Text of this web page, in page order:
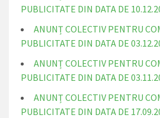
PUBLICITATE DIN DATA DE
ANUNȚ COLECTIV PENTRU
PUBLICITATE DIN DATA DE
ANUNȚ COLECTIV PENTRU
PUBLICITATE DIN DATA DE
ANUNȚ COLECTIV PENTRU
PUBLICITATE DIN DATA DE